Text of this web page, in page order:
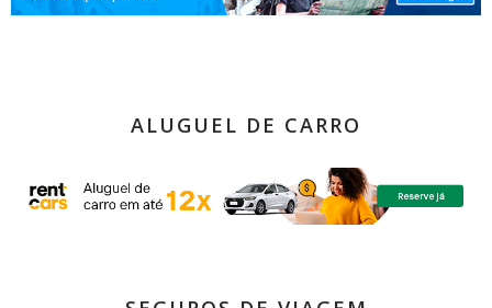
ALUGUEL DE CARRO